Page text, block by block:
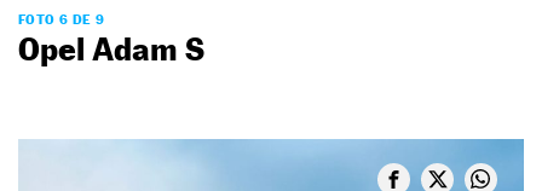
FOTO 6 DE 9
Opel Adam S